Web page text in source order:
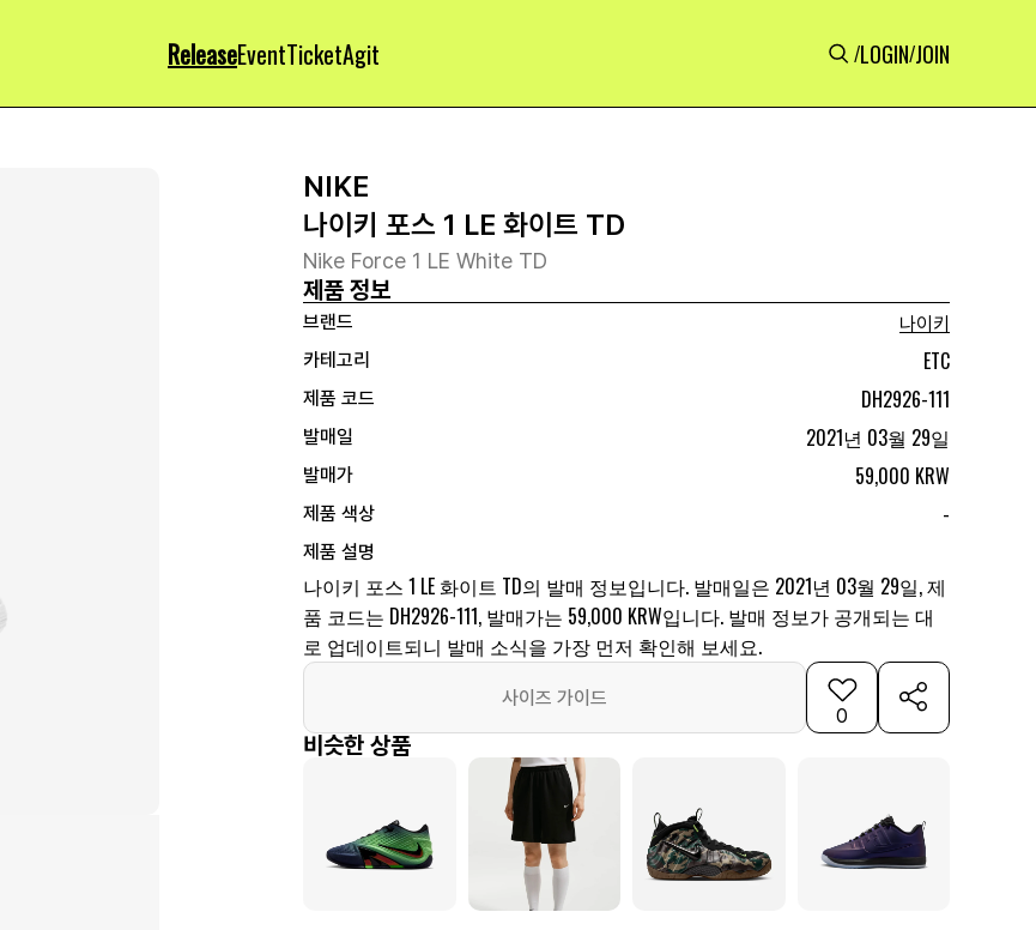
ReleaseEventTicketAgit /LOGIN/JOIN
NIKE
나이키 포스 1 LE 화이트 TD
Nike Force 1 LE White TD
제품 정보
브랜드
나이키
카테고리
ETC
제품 코드 DH2926-111
발매일 2021년 03월 29일
발매가 59,000 KRW
제품 색상 -
제품 설명
나이키 포스 1 LE 화이트 TD의 발매 정보입니다. 발매일은 2021년 03월 29일, 제
품 코드는 DH2926-111, 발매가는 59,000 KRW입니다. 발매 정보가 공개되는 대
로 업데이트되니 발매 소식을 가장 먼저 확인해 보세요.
사이즈 가이드
0
비슷한 상품